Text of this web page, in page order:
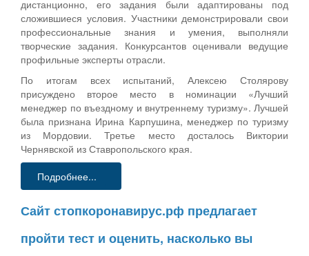
дистанционно, его задания были адаптированы под
сложившиеся условия. Участники демонстрировали свои
профессиональные знания и умения, выполняли
творческие задания. Конкурсантов оценивали ведущие
профильные эксперты отрасли.
По итогам всех испытаний, Алексею Столярову
присуждено второе место в номинации «Лучший
менеджер по въездному и внутреннему туризму». Лучшей
была признана Ирина Карпушина, менеджер по туризму
из Мордовии. Третье место досталось Виктории
Чернявской из Ставропольского края.
Подробнее...
Сайт стопкоронавирус.рф предлагает
пройти тест и оценить, насколько вы